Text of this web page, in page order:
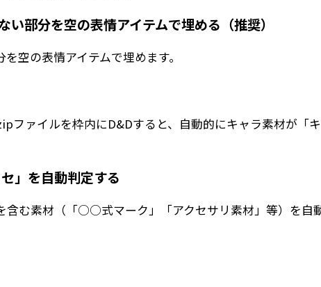
部分を空の表情アイテムで埋める（推奨）
空の表情アイテムで埋めます。
ファイルを枠内にD&Dすると、自動的にキャラ素材が「
」を自動判定する
含む素材（「○○式マーク」「アクセサリ素材」等）を自